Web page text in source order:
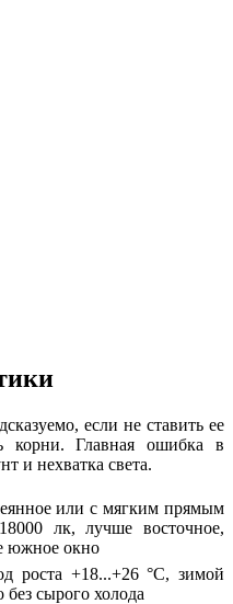
если не ставить ее
Главная ошибка в
и нехватка света.
или с мягким прямым
лк, лучше восточное,
южное окно
роста +18...+26 °C, зимой
сырого холода